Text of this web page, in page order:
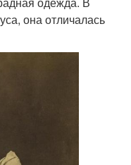
она отличалась